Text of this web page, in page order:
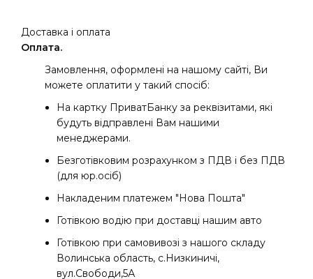
Доставка і оплата
Оплата.
Замовлення, оформлені на нашому сайті, Ви
можете оплатити у такий спосіб:
На картку ПриватБанку за реквізитами, які
будуть відправлені Вам нашими
менеджерами.
Безготівковим розрахунком з ПДВ і без ПДВ
(для юр.осіб)
Накладеним платежем "Нова Пошта"
Готівкою водію при доставці нашим авто
Готівкою при самовивозі з нашого складу
Волинська область, с.Низкиничі,
вул.Свободи,5А